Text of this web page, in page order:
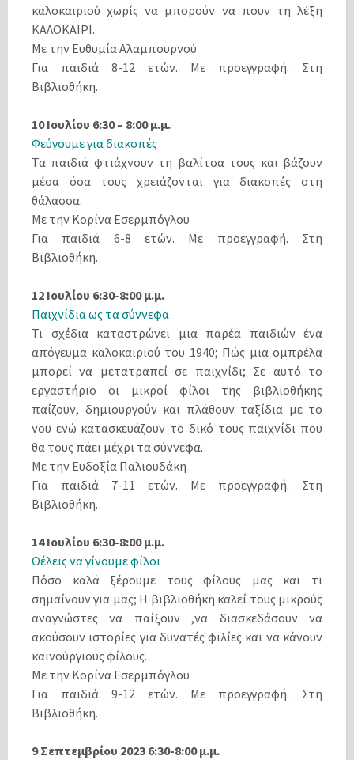
καλοκαιριού χωρίς να μπορούν να πουν τη λέξη
ΚΑΛΟΚΑΙΡΙ.
Με την Ευθυμία Αλαμπουρνού
Για παιδιά 8-12 ετών. Με προεγγραφή. Στη
Βιβλιοθήκη.
10 Ιουλίου 6:30 – 8:00 μ.μ.
Φεύγουμε για διακοπές
Τα παιδιά φτιάχνουν τη βαλίτσα τους και βάζουν
μέσα όσα τους χρειάζονται για διακοπές στη
θάλασσα.
Με την Κορίνα Εσερμπόγλου
Για παιδιά 6-8 ετών. Με προεγγραφή. Στη
Βιβλιοθήκη.
12 Ιουλίου 6:30-8:00 μ.μ.
Παιχνίδια ως τα σύννεφα
Τι σχέδια καταστρώνει μια παρέα παιδιών ένα
απόγευμα καλοκαιριού του 1940; Πώς μια ομπρέλα
μπορεί να μετατραπεί σε παιχνίδι; Σε αυτό το
εργαστήριο οι μικροί φίλοι της βιβλιοθήκης
παίζουν, δημιουργούν και πλάθουν ταξίδια με το
νου ενώ κατασκευάζουν το δικό τους παιχνίδι που
θα τους πάει μέχρι τα σύννεφα.
Με την Ευδοξία Παλιουδάκη
Για παιδιά 7-11 ετών. Με προεγγραφή. Στη
Βιβλιοθήκη.
14 Ιουλίου 6:30-8:00 μ.μ.
Θέλεις να γίνουμε φίλοι
Πόσο καλά ξέρουμε τους φίλους μας και τι
σημαίνουν για μας; Η βιβλιοθήκη καλεί τους μικρούς
αναγνώστες να παίξουν ,να διασκεδάσουν να
ακούσουν ιστορίες για δυνατές φιλίες και να κάνουν
καινούργιους φίλους.
Με την Κορίνα Εσερμπόγλου
Για παιδιά 9-12 ετών. Με προεγγραφή. Στη
Βιβλιοθήκη.
9 Σεπτεμβρίου 2023 6:30-8:00 μ.μ.